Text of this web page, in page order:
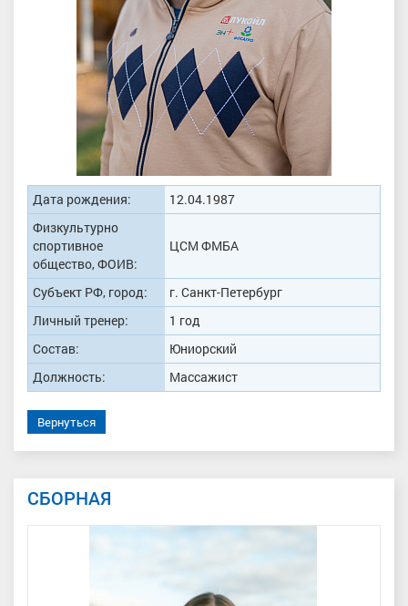
Дата рождения:
12.04.1987
Физкультурно
спортивное
общество, ФОИВ:
ЦСМ ФМБА
Субъект РФ, город:
г. Санкт-Петербург
Личный тренер:
1 год
Состав:
Юниорский
Должность:
Массажист
Вернуться
СБОРНАЯ